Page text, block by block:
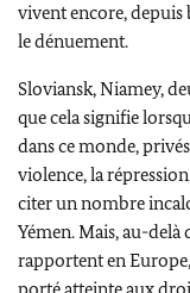
vivent encore,
le dénuement.
Sloviansk, Niamey,
que cela signifie
dans ce monde,
violence, la
citer un nombre
Yémen. Mais, au-delà
rapportent en Europe,